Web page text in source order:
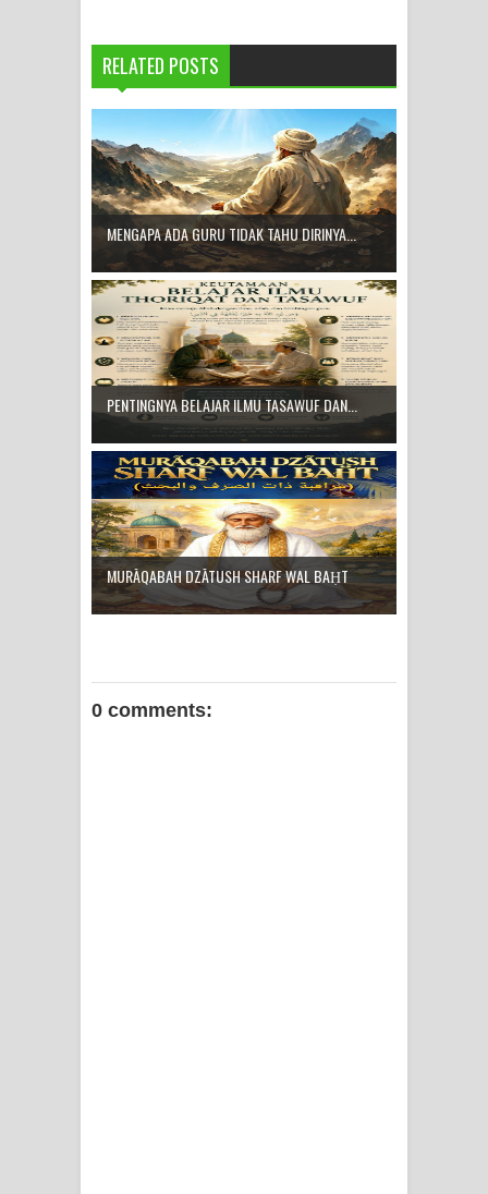
RELATED POSTS
MENGAPA ADA GURU TIDAK TAHU DIRINYA...
PENTINGNYA BELAJAR ILMU TASAWUF DAN...
MURĀQABAH DZĀTUSH SHARF WAL BAḤT
0 comments: